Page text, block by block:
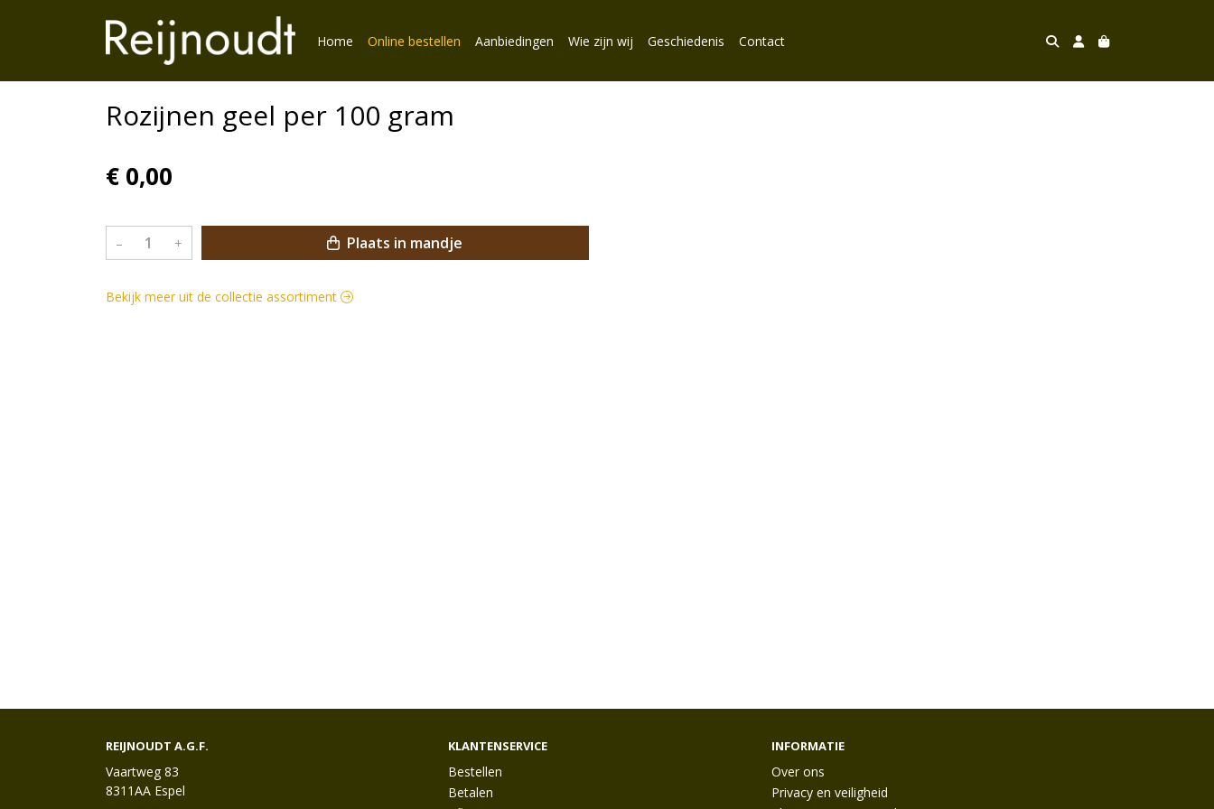
Home Online bestellen Aanbiedingen Wie zijn wij Geschiedenis Contact
Rozijnen geel per 100 gram
€ 0,00
– + Plaats in mandje
Bekijk meer uit de collectie assortiment
REIJNOUDT A.G.F.
Vaartweg 83
8311AA Espel
KLANTENSERVICE
Bestellen
Betalen
INFORMATIE
Over ons
Privacy en veiligheid